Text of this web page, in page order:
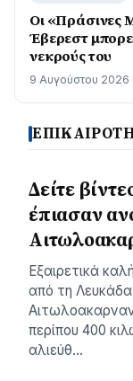
Οι «Πράσινες
Έβερεστ
νεκρούς του
9 Αυγούστου 2026
Δείτε
έπιασαν
Εξαιρετικά
από τη
περίπου 400
αλιεύθ…